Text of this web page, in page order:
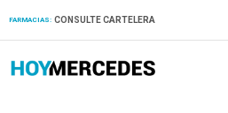
FARMACIAS: CONSULTE CARTELERA